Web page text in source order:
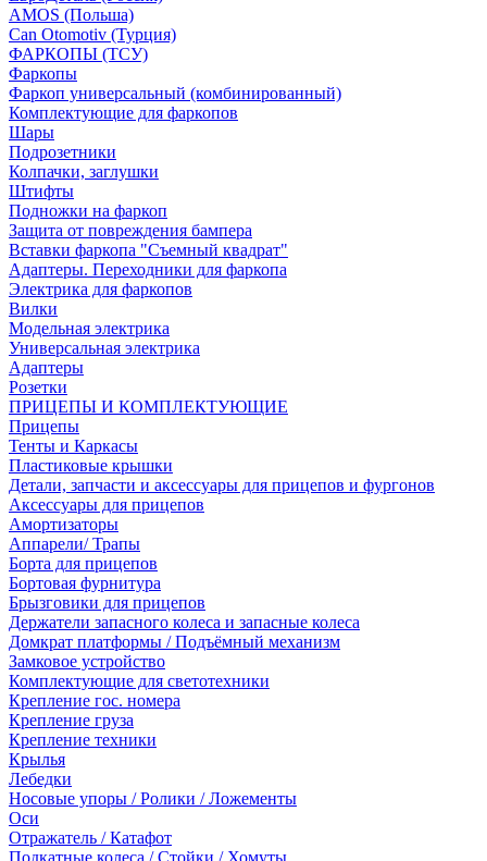
AMOS (Польша)
Can Otomotiv (Турция)
ФАРКОПЫ (ТСУ)
Фаркопы
Фаркоп универсальный (комбинированный)
Комплектующие для фаркопов
Шары
Подрозетники
Колпачки, заглушки
Штифты
Подножки на фаркоп
Защита от повреждения бампера
Вставки фаркопа "Съемный квадрат"
Адаптеры. Переходники для фаркопа
Электрика для фаркопов
Вилки
Модельная электрика
Универсальная электрика
Адаптеры
Розетки
ПРИЦЕПЫ И КОМПЛЕКТУЮЩИЕ
Прицепы
Тенты и Каркасы
Пластиковые крышки
Детали, запчасти и аксессуары для прицепов и фургонов
Аксессуары для прицепов
Амортизаторы
Аппарели/ Трапы
Борта для прицепов
Бортовая фурнитура
Брызговики для прицепов
Держатели запасного колеса и запасные колеса
Домкрат платформы / Подъёмный механизм
Замковое устройство
Комплектующие для светотехники
Крепление гос. номера
Крепление груза
Крепление техники
Крылья
Лебедки
Носовые упоры / Ролики / Ложементы
Оси
Отражатель / Катафот
Подкатные колеса / Стойки / Хомуты